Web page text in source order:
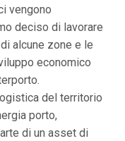
vengono
deciso di lavorare
alcune zone e le
economico
del territorio
porto,
di un asset di